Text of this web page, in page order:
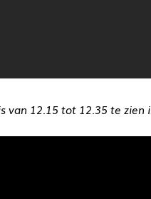
van 12.15 tot 12.35 te zien